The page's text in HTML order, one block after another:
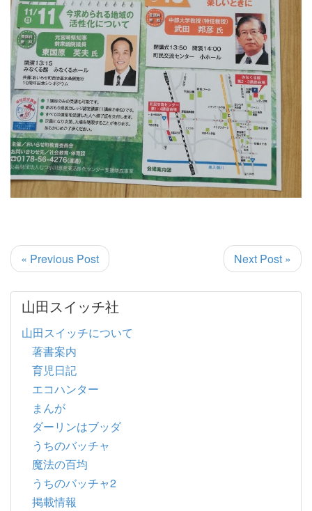
« Previous Post Next Post »
山田スイッチ社
山田スイッチについて
著書案内
育児日記
エコハンター
まんが
ダーリンはブッダ
うちのバッチャ
魔法の百均
うちのバッチャ2
掲載情報